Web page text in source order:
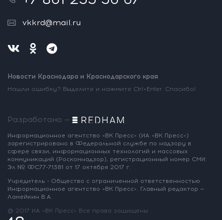
vkkrd@mail.ru
Новости Краснодара и Краснодарского края
Нашли ошибку? Выделите и нажмите Ctrl+Enter. Спасибо!
Разработано —
Информационное агентство «ВК Пресс» (ИА «ВК Пресс»)
зарегистрировано в Федеральной службе по надзору в
сфере связи, информационных технологий и массовых
коммуникаций (Роскомнадзор), регистрационный номер СМИ:
Эл № ФС77-71381 от 17 октября 2017 г.
Учредитель - Общество с ограниченной ответственностью
Информационное агентство «ВК Пресс». Главный редактор —
Ламейкин В.А.
@ 2017 ИА «ВК Пресс» Все права защищены